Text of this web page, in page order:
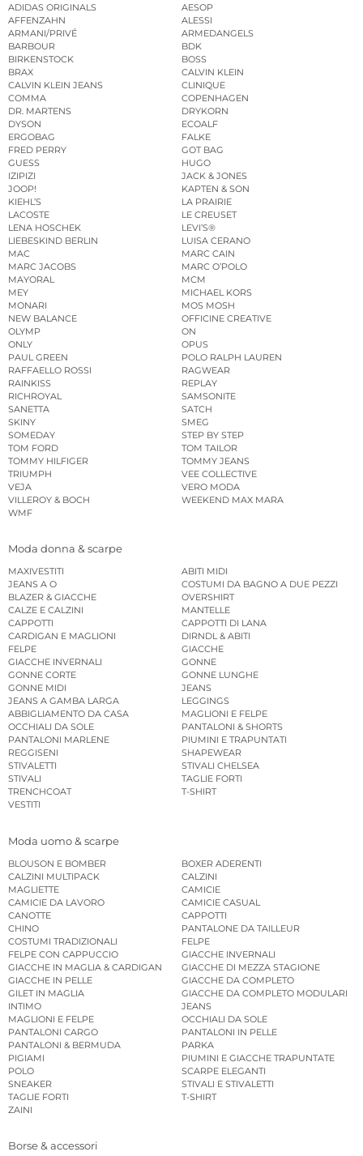
ADIDAS ORIGINALS
AESOP
AFFENZAHN
ALESSI
ARMANI/PRIVÉ
ARMEDANGELS
BARBOUR
BDK
BIRKENSTOCK
BOSS
BRAX
CALVIN KLEIN
CALVIN KLEIN JEANS
CLINIQUE
COMMA
COPENHAGEN
DR. MARTENS
DRYKORN
DYSON
ECOALF
ERGOBAG
FALKE
FRED PERRY
GOT BAG
GUESS
HUGO
IZIPIZI
JACK & JONES
JOOP!
KAPTEN & SON
KIEHL’S
LA PRAIRIE
LACOSTE
LE CREUSET
LENA HOSCHEK
LEVI’S®
LIEBESKIND BERLIN
LUISA CERANO
MAC
MARC CAIN
MARC JACOBS
MARC O’POLO
MAYORAL
MCM
MEY
MICHAEL KORS
MONARI
MOS MOSH
NEW BALANCE
OFFICINE CREATIVE
OLYMP
ON
ONLY
OPUS
PAUL GREEN
POLO RALPH LAUREN
RAFFAELLO ROSSI
RAGWEAR
RAINKISS
REPLAY
RICHROYAL
SAMSONITE
SANETTA
SATCH
SKINY
SMEG
SOMEDAY
STEP BY STEP
TOM FORD
TOM TAILOR
TOMMY HILFIGER
TOMMY JEANS
TRIUMPH
VEE COLLECTIVE
VEJA
VERO MODA
VILLEROY & BOCH
WEEKEND MAX MARA
WMF
Moda donna & scarpe
MAXIVESTITI
ABITI MIDI
JEANS A O
COSTUMI DA BAGNO A DUE PEZZI
BLAZER & GIACCHE
OVERSHIRT
CALZE E CALZINI
MANTELLE
CAPPOTTI
CAPPOTTI DI LANA
CARDIGAN E MAGLIONI
DIRNDL & ABITI
FELPE
GIACCHE
GIACCHE INVERNALI
GONNE
GONNE CORTE
GONNE LUNGHE
GONNE MIDI
JEANS
JEANS A GAMBA LARGA
LEGGINGS
ABBIGLIAMENTO DA CASA
MAGLIONI E FELPE
OCCHIALI DA SOLE
PANTALONI & SHORTS
PANTALONI MARLENE
PIUMINI E TRAPUNTATI
REGGISENI
SHAPEWEAR
STIVALETTI
STIVALI CHELSEA
STIVALI
TAGLIE FORTI
TRENCHCOAT
T-SHIRT
VESTITI
Moda uomo & scarpe
BLOUSON E BOMBER
BOXER ADERENTI
CALZINI MULTIPACK
CALZINI
MAGLIETTE
CAMICIE
CAMICIE DA LAVORO
CAMICIE CASUAL
CANOTTE
CAPPOTTI
CHINO
PANTALONE DA TAILLEUR
COSTUMI TRADIZIONALI
FELPE
FELPE CON CAPPUCCIO
GIACCHE INVERNALI
GIACCHE IN MAGLIA & CARDIGAN
GIACCHE DI MEZZA STAGIONE
GIACCHE IN PELLE
GIACCHE DA COMPLETO
GILET IN MAGLIA
GIACCHE DA COMPLETO MODULARI
INTIMO
JEANS
MAGLIONI E FELPE
OCCHIALI DA SOLE
PANTALONI CARGO
PANTALONI IN PELLE
PANTALONI & BERMUDA
PARKA
PIGIAMI
PIUMINI E GIACCHE TRAPUNTATE
POLO
SCARPE ELEGANTI
SNEAKER
STIVALI E STIVALETTI
TAGLIE FORTI
T-SHIRT
ZAINI
Borse & accessori